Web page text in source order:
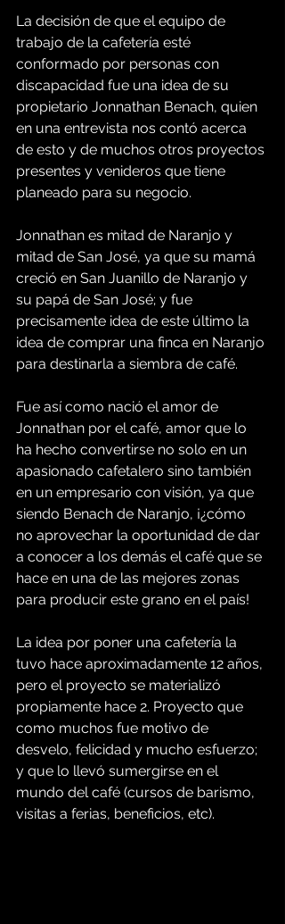
La decisión de que el equipo de
trabajo de la cafetería esté
conformado por personas con
discapacidad fue una idea de su
propietario Jonnathan Benach, quien
en una entrevista nos contó acerca
de esto y de muchos otros proyectos
presentes y venideros que tiene
planeado para su negocio.
Jonnathan es mitad de Naranjo y
mitad de San José, ya que su mamá
creció en San Juanillo de Naranjo y
su papá de San José; y fue
precisamente idea de este último la
idea de comprar una finca en Naranjo
para destinarla a siembra de café.
Fue así como nació el amor de
Jonnathan por el café, amor que lo
ha hecho convertirse no solo en un
apasionado cafetalero sino también
en un empresario con visión, ya que
siendo Benach de Naranjo, ¡¿cómo
no aprovechar la oportunidad de dar
a conocer a los demás el café que se
hace en una de las mejores zonas
para producir este grano en el país!
La idea por poner una cafetería la
tuvo hace aproximadamente 12 años,
pero el proyecto se materializó
propiamente hace 2. Proyecto que
como muchos fue motivo de
desvelo, felicidad y mucho esfuerzo;
y que lo llevó sumergirse en el
mundo del café (cursos de barismo,
visitas a ferias, beneficios, etc).